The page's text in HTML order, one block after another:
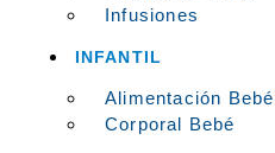
Infusiones
INFANTIL
Alimentación Bebé
Corporal Bebé